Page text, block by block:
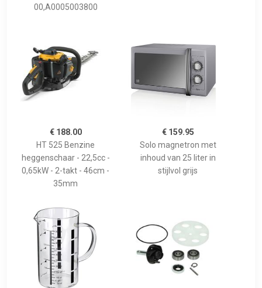
00,A0005003800
€ 188.00
HT 525 Benzine
heggenschaar - 22,5cc -
0,65kW - 2-takt - 46cm -
35mm
€ 159.95
Solo magnetron met
inhoud van 25 liter in
stijlvol grijs